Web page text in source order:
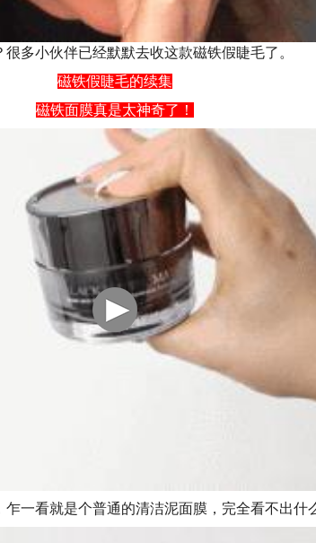
多小伙伴已经默默去收这款磁铁假睫毛了。
磁铁假睫毛的续集
磁铁面膜真是太神奇了！
一看就是个普通的清洁泥面膜，完全看不出什